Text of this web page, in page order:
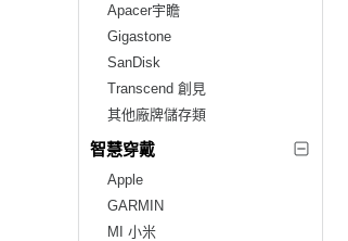
Apacer宇瞻
Gigastone
SanDisk
Transcend 創見
其他廠牌儲存類
智慧穿戴
Apple
GARMIN
MI 小米